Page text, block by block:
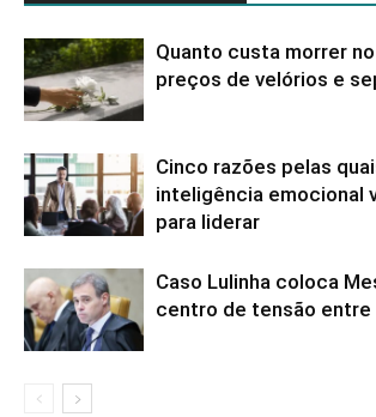
Quanto custa morrer
preços de velórios e
Cinco razões pelas
inteligência emocional
para liderar
Caso Lulinha coloca
centro de tensão entre